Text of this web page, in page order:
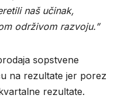
naš učinak,
održivom razvoju.”
sopstvene
na rezultate jer porez
rezultate.